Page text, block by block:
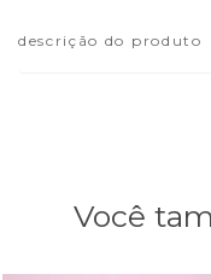
descrição do produto
Você